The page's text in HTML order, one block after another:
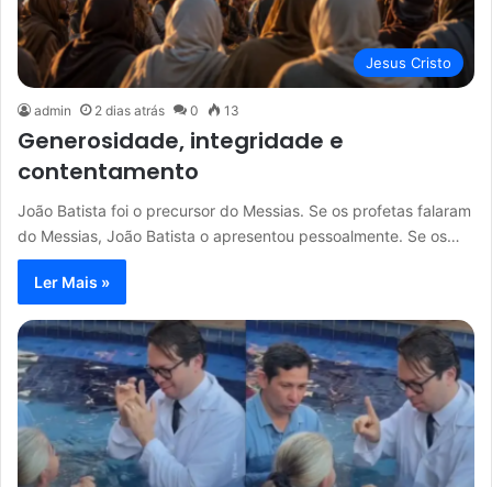
Jesus Cristo
admin 2 dias atrás 0 13
Generosidade, integridade e
contentamento
João Batista foi o precursor do Messias. Se os profetas falaram
do Messias, João Batista o apresentou pessoalmente. Se os…
Ler Mais »